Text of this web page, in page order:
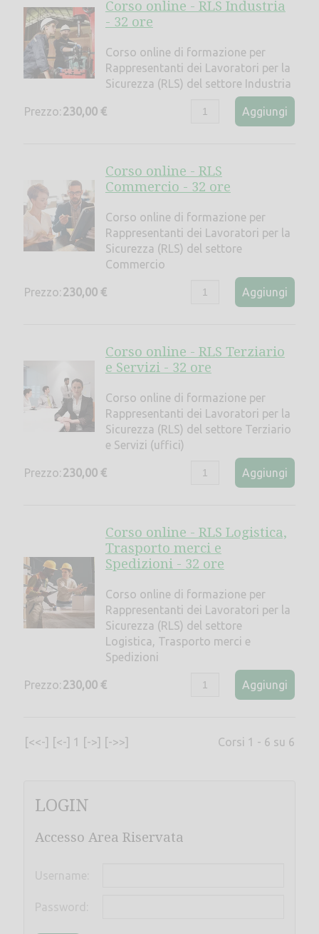
Corso online - RLS Industria
- 32 ore
Corso online di formazione per
Rappresentanti dei Lavoratori per la
Sicurezza (RLS) del settore Industria
Prezzo: 230,00 € Aggiungi
Corso online - RLS
Commercio - 32 ore
Corso online di formazione per
Rappresentanti dei Lavoratori per la
Sicurezza (RLS) del settore
Commercio
Prezzo: 230,00 € Aggiungi
Corso online - RLS Terziario
e Servizi - 32 ore
Corso online di formazione per
Rappresentanti dei Lavoratori per la
Sicurezza (RLS) del settore Terziario
e Servizi (uffici)
Prezzo: 230,00 € Aggiungi
Corso online - RLS Logistica,
Trasporto merci e
Spedizioni - 32 ore
Corso online di formazione per
Rappresentanti dei Lavoratori per la
Sicurezza (RLS) del settore
Logistica, Trasporto merci e
Spedizioni
Prezzo: 230,00 € Aggiungi
[<<-] [<-] 1 [->] [->>] Corsi 1 - 6 su 6
LOGIN
Accesso Area Riservata
Username:
Password: